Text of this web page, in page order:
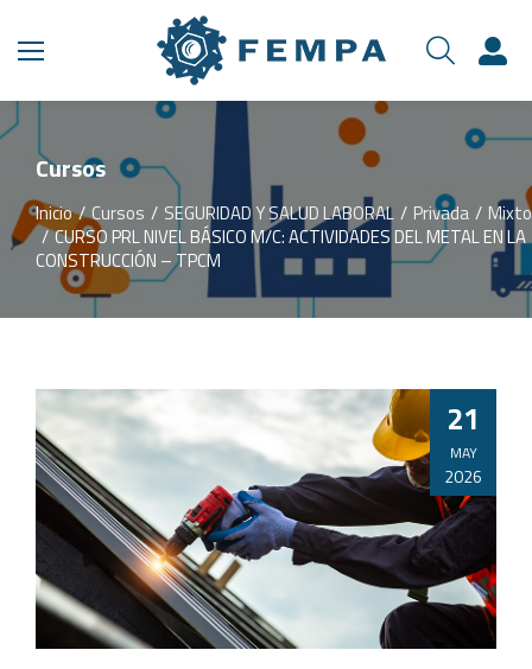
Cursos
Estás aquí:
Inicio Cursos SEGURIDAD Y SALUD LABORAL Privada
Mixto
CURSO PRL NIVEL BÁSICO M/C: ACTIVIDADES DEL METAL EN LA
CONSTRUCCIÓN – TPCM
MAY
21
2026